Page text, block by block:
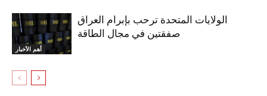
أهم الأخبار
الولايات المتحدة ترحب بإبرام العراق
صفقتين في مجال الطاقة